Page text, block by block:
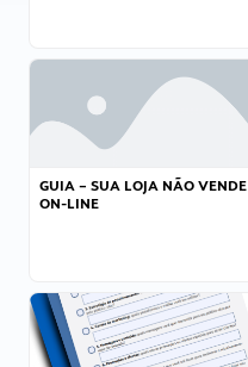
GUIA – SUA LOJA NÃO VENDE
ON-LINE